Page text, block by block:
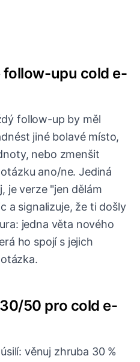
follow-upu cold e-
follow-up by měl
jiné bolavé místo,
nebo zmenšit
ano/ne. Jediná
je verze "jen dělám
a signalizuje, že ti došly
jedna věta nového
ho spojí s jejich
50 pro cold e-
věnuj zhruba 30 %